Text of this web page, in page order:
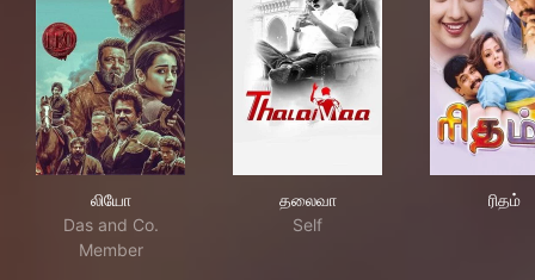
லியோ
Das and Co.
Member
தலைவா
Self
ரிதம்